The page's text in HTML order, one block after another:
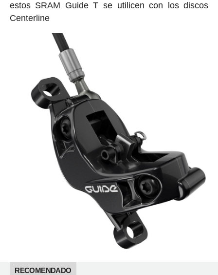
estos SRAM Guide T se utilicen con los discos
Centerline
RECOMENDADO